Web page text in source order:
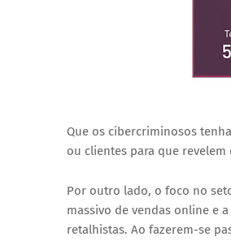
Que os cibercriminosos
ou clientes para que
Por outro lado, o foco no
massivo de vendas online e
retalhistas. Ao fazerem-se